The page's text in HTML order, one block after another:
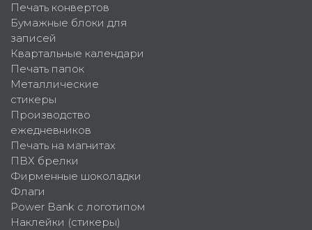
Печать конвертов
Бумажные блоки для
записей
Квартальные календари
Печать папок
Металлические
стикеры
Производство
ежедневников
Печать на магнитах
ПВХ брелки
Фирменные шоколадки
Флаги
Power Bank с логотипом
Наклейки (стикеры)